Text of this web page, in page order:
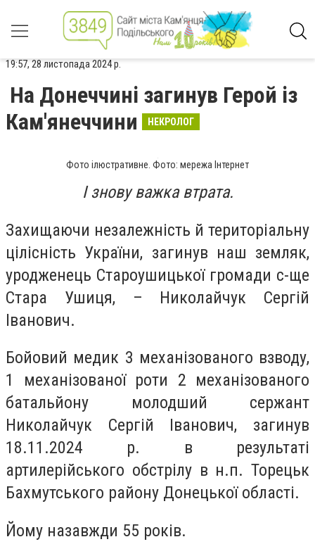
19:57, 28 листопада 2024 р.
На Донеччині загинув Герой із
Кам'янеччини
НЕКРОЛОГ
Фото ілюстративне. Фото: мережа Інтернет
І знову важка втрата.
Захищаючи незалежність й територіальну
цілісність України, загинув наш земляк,
уродженець Староушицької громади с-ще
Стара Ушиця, – Николайчук Сергій
Іванович.
Бойовий медик 3 механізованого взводу,
1 механізованої роти 2 механізованого
батальйону молодший сержант
Николайчук Сергій Іванович, загинув
18.11.2024 р. в результаті
артилерійського обстрілу в н.п. Торецьк
Бахмутського району Донецької області.
Йому назавжди 55 років.